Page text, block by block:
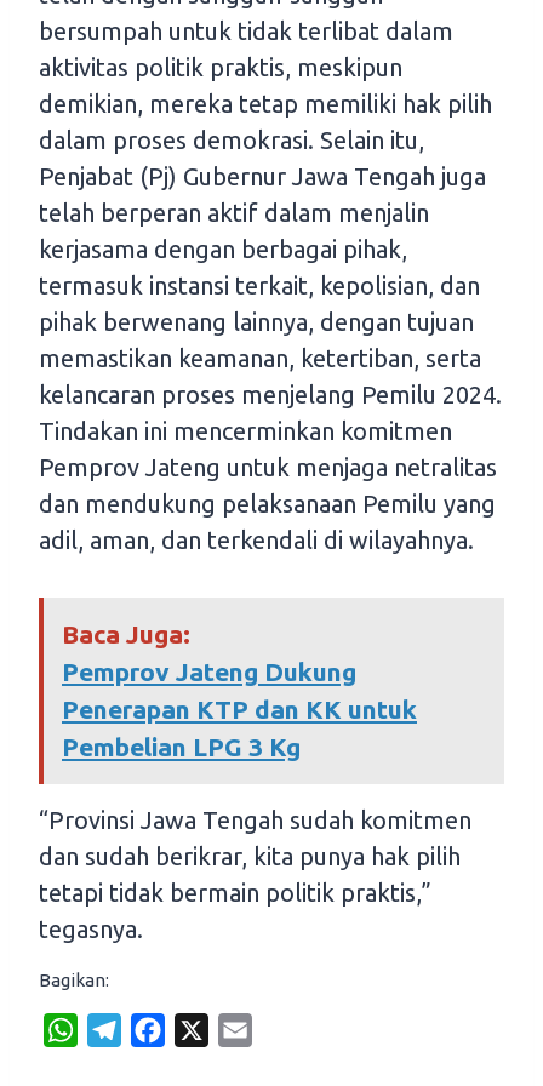
bersumpah untuk tidak terlibat dalam
aktivitas politik praktis, meskipun
demikian, mereka tetap memiliki hak pilih
dalam proses demokrasi. Selain itu,
Penjabat (Pj) Gubernur Jawa Tengah juga
telah berperan aktif dalam menjalin
kerjasama dengan berbagai pihak,
termasuk instansi terkait, kepolisian, dan
pihak berwenang lainnya, dengan tujuan
memastikan keamanan, ketertiban, serta
kelancaran proses menjelang Pemilu 2024.
Tindakan ini mencerminkan komitmen
Pemprov Jateng untuk menjaga netralitas
dan mendukung pelaksanaan Pemilu yang
adil, aman, dan terkendali di wilayahnya.
Baca Juga:
Pemprov Jateng Dukung
Penerapan KTP dan KK untuk
Pembelian LPG 3 Kg
“Provinsi Jawa Tengah sudah komitmen
dan sudah berikrar, kita punya hak pilih
tetapi tidak bermain politik praktis,”
tegasnya.
Bagikan:
W